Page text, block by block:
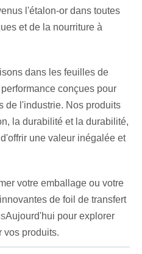
l'étalon-or dans toutes
et de la nourriture à
dans les feuilles de
conçues pour
de l'industrie. Nos produits
la durabilité et la durabilité,
une valeur inégalée et
votre emballage ou votre
de foil de transfert
Aujourd'hui pour explorer
vos produits.